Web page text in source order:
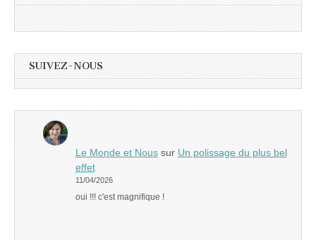
SUIVEZ-NOUS
Le Monde et Noussur Un polissage du plus bel
effet
11/04/2026
oui !!! c'est magnifique !